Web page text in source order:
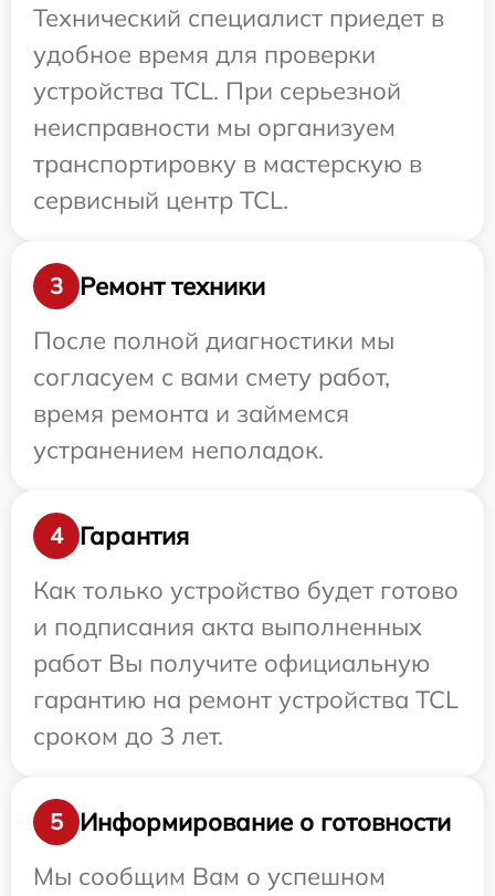
Технический специалист приедет в
удобное время для проверки
устройства TCL. При серьезной
неисправности мы организуем
транспортировку в мастерскую в
сервисный центр TCL.
3
Ремонт техники
После полной диагностики мы
согласуем с вами смету работ,
время ремонта и займемся
устранением неполадок.
4
Гарантия
Как только устройство будет готово
и подписания акта выполненных
работ Вы получите официальную
гарантию на ремонт устройства TCL
сроком до 3 лет.
5
Информирование о готовности
Мы сообщим Вам о успешном